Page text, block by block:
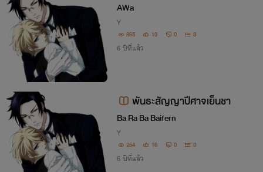
AWa
Y
865 13 0 3
6 ปีที่แล้ว
พันธะสัญญาปีศาจเย็นชา
Ba Ra Ba Baifern
Y
254 16 0 0
6 ปีที่แล้ว